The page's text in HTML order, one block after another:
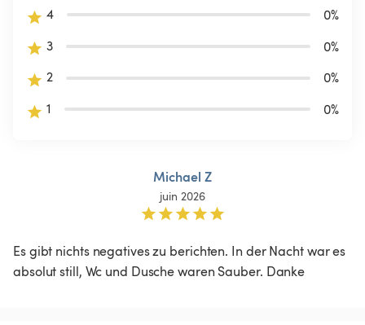
4
0%
3
0%
2
0%
1
0%
Michael Z
juin 2026
Es gibt nichts negatives zu berichten. In der Nacht war es
absolut still, Wc und Dusche waren Sauber. Danke